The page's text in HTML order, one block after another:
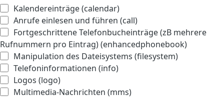
Kalendereinträge (calendar)
Anrufe einlesen und führen (call)
Fortgeschrittene Telefonbucheinträge (zB mehrere
Rufnummern pro Eintrag) (enhancedphonebook)
Manipulation des Dateisystems (filesystem)
Telefoninformationen (info)
Logos (logo)
Multimedia-Nachrichten (mms)